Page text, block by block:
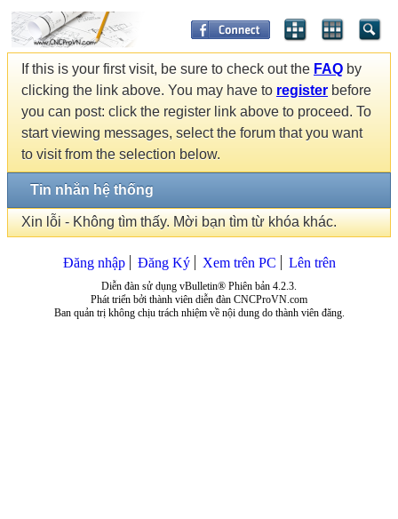
If this is your first visit, be sure to check out the FAQ by
clicking the link above. You may have to register before
you can post: click the register link above to proceed. To
start viewing messages, select the forum that you want
to visit from the selection below.
Tin nhắn hệ thống
Xin lỗi - Không tìm thấy. Mời bạn tìm từ khóa khác.
Đăng nhập Đăng Ký Xem trên PC Lên trên
Diễn đàn sử dụng vBulletin® Phiên bản 4.2.3.
Phát triển bởi thành viên diễn đàn CNCProVN.com
Ban quản trị không chịu trách nhiệm về nội dung do thành viên đăng.